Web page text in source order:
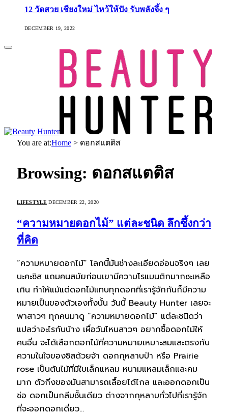
12 วัดสวย เชียงใหม่ ไหว้ให้ปัง รับพลังจึ้ง ๆ
DECEMBER 19, 2022
You are at:Home > ดอกสแตติส
Browsing: ดอกสแตติส
LIFESTYLE DECEMBER 22, 2020
“ความหมายดอกไม้” แต่ละชนิด ลึกซึ้งกว่า
ที่คิด
“ความหมายดอกไม้” โลกนี้มันช่างละเอียดอ่อนจริงๆ เลย
นะคะซิส แถมคนสมัยก่อนเขามีความโรแมนติกมากซะเหลือ
เกิน ทำให้แม้แต่ดอกไม้แทบทุกดอกที่เรารู้จักกันก็มีความ
หมายเป็นของตัวเองทั้งนั้น วันนี้ Beauty Hunter เลยจะ
พาสาวๆ ทุกคนมาดู “ความหมายดอกไม้” แต่ละชนิดว่า
แปลว่าอะไรกันบ้าง เผื่อวันไหนสาวๆ อยากซื้อดอกไม้ให้
คนอื่น จะได้เลือกดอกไม้ที่ความหมายเหมาะสมและตรงกับ
ความในใจของซิสด้วยจ้า ดอกกุหลาบป่า หรือ Prairie
rose เป็นต้นไม้ที่มีใบเล็กแหลม หนามแหลมเล็กและคม
มาก ตัวกิ่งของมันสามารถเลื้อยได้ไกล และออกดอกเป็น
ช่อ ดอกเป็นกลีบชั้นเดียว ต่างจากกุหลาบทั่วไปที่เรารู้จัก
ที่จะออกดอกเดี่ยว…